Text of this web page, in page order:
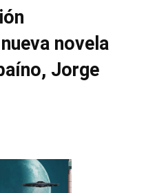
novela
Jorge